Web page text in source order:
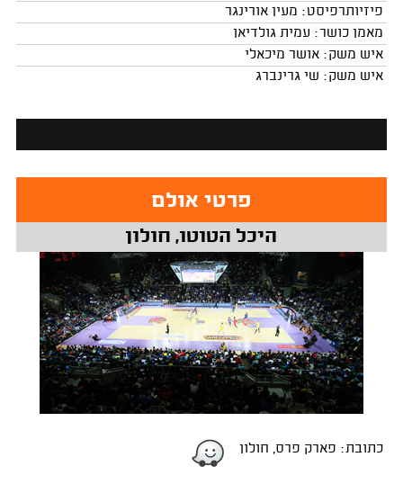
פיזיותרפיסט: מעין אורינגר
מאמן כושר: עמית גולדיאן
איש משק: אושר מיכאלי
איש משק: שי גרינברג
פרטי אולם
היכל הטוטו, חולון
כתובת: פארק פרס, חולון